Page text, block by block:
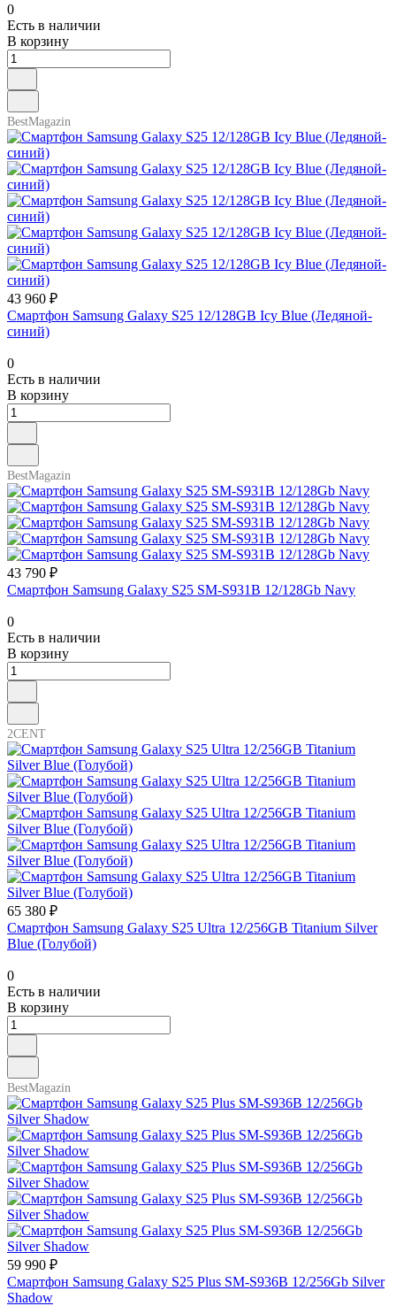
0
Есть в наличии
В корзину
BestMagazin
43 960 ₽
Смартфон Samsung Galaxy S25 12/128GB Icy Blue (Ледяной-
cиний)
0
Есть в наличии
В корзину
BestMagazin
43 790 ₽
Смартфон Samsung Galaxy S25 SM-S931B 12/128Gb Navy
0
Есть в наличии
В корзину
2CENT
65 380 ₽
Смартфон Samsung Galaxy S25 Ultra 12/256GB Titanium Silver
Blue (Голубой)
0
Есть в наличии
В корзину
BestMagazin
59 990 ₽
Смартфон Samsung Galaxy S25 Plus SM-S936B 12/256Gb Silver
Shadow